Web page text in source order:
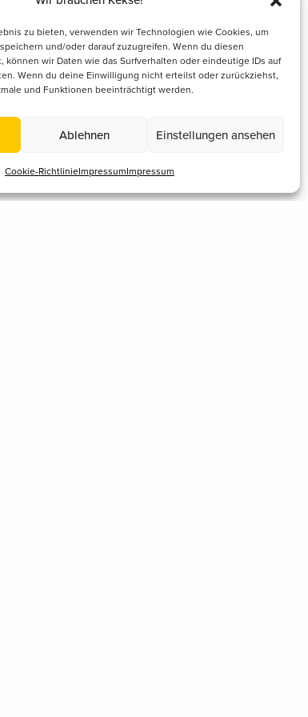
zu bieten, verwenden wir Technologien wie Cookies, um
und/oder darauf zuzugreifen. Wenn du diesen
können wir Daten wie das Surfverhalten oder eindeutige IDs auf
Wenn du deine Einwilligung nicht erteilst oder zurückziehst,
und Funktionen beeinträchtigt werden.
Ablehnen Einstellungen ansehen
Cookie-RichtlinieImpressumImpressum